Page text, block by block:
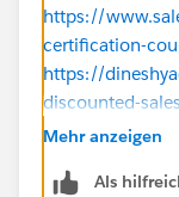
https://
certification-
https://
discounted-
Mehr anzeigen
Als